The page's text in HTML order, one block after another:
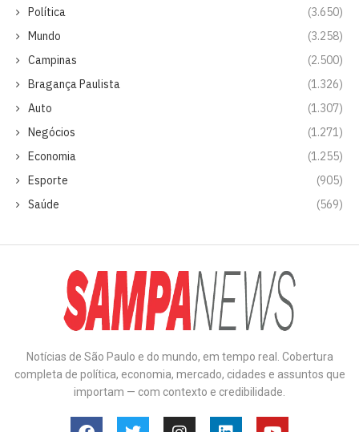
Política
(3.650)
Mundo
(3.258)
Campinas
(2.500)
Bragança Paulista
(1.326)
Auto
(1.307)
Negócios
(1.271)
Economia
(1.255)
Esporte
(905)
Saúde
(569)
Notícias de São Paulo e do mundo, em tempo real. Cobertura
completa de política, economia, mercado, cidades e assuntos que
importam — com contexto e credibilidade.